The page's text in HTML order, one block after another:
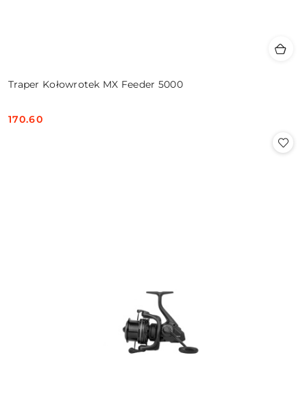
Traper Kołowrotek MX Feeder 5000
Cena:
170.60